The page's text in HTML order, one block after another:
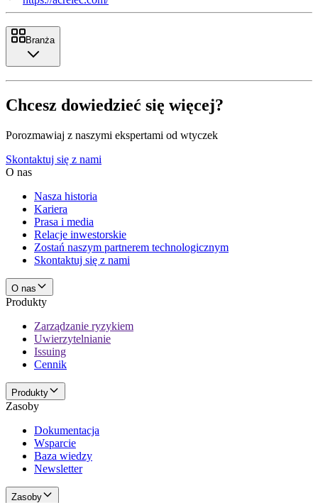
Branża
Chcesz dowiedzieć się więcej?
Porozmawiaj z naszymi ekspertami od wtyczek
Skontaktuj się z nami
O nas
Nasza historia
Kariera
Prasa i media
Relacje inwestorskie
Zostań naszym partnerem technologicznym
Skontaktuj się z nami
O nas
Produkty
Zarządzanie ryzykiem
Uwierzytelnianie
Issuing
Cennik
Produkty
Zasoby
Dokumentacja
Wsparcie
Baza wiedzy
Newsletter
Zasoby